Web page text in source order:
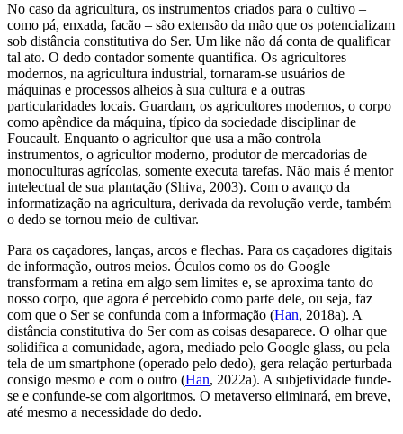
No caso da agricultura, os instrumentos criados para o cultivo –
como pá, enxada, facão – são extensão da mão que os potencializam
sob distância constitutiva do Ser. Um like não dá conta de qualificar
tal ato. O dedo contador somente quantifica. Os agricultores
modernos, na agricultura industrial, tornaram-se usuários de
máquinas e processos alheios à sua cultura e a outras
particularidades locais. Guardam, os agricultores modernos, o corpo
como apêndice da máquina, típico da sociedade disciplinar de
Foucault. Enquanto o agricultor que usa a mão controla
instrumentos, o agricultor moderno, produtor de mercadorias de
monoculturas agrícolas, somente executa tarefas. Não mais é mentor
intelectual de sua plantação (Shiva, 2003). Com o avanço da
informatização na agricultura, derivada da revolução verde, também
o dedo se tornou meio de cultivar.
Para os caçadores, lanças, arcos e flechas. Para os caçadores digitais
de informação, outros meios. Óculos como os do Google
transformam a retina em algo sem limites e, se aproxima tanto do
nosso corpo, que agora é percebido como parte dele, ou seja, faz
com que o Ser se confunda com a informação (Han, 2018a). A
distância constitutiva do Ser com as coisas desaparece. O olhar que
solidifica a comunidade, agora, mediado pelo Google glass, ou pela
tela de um smartphone (operado pelo dedo), gera relação perturbada
consigo mesmo e com o outro (Han, 2022a). A subjetividade funde-
se e confunde-se com algoritmos. O metaverso eliminará, em breve,
até mesmo a necessidade do dedo.